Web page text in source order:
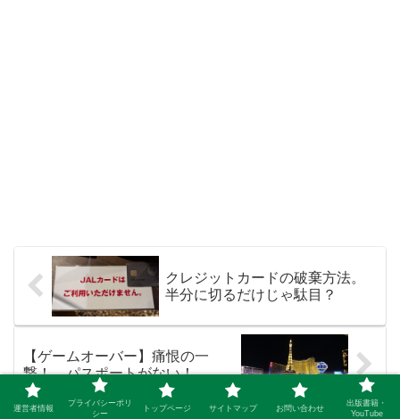
クレジットカードの破棄方法。
半分に切るだけじゃ駄目？
【ゲームオーバー】痛恨の一
撃！ パスポートがない！
運営者情報
プライバシーポリ
シー
トップページ サイトマップ お問い合わせ
出版書籍・
YouTube